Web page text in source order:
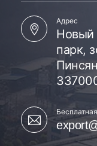
Адрес
Новый
парк,